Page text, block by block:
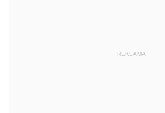
REKLAMA